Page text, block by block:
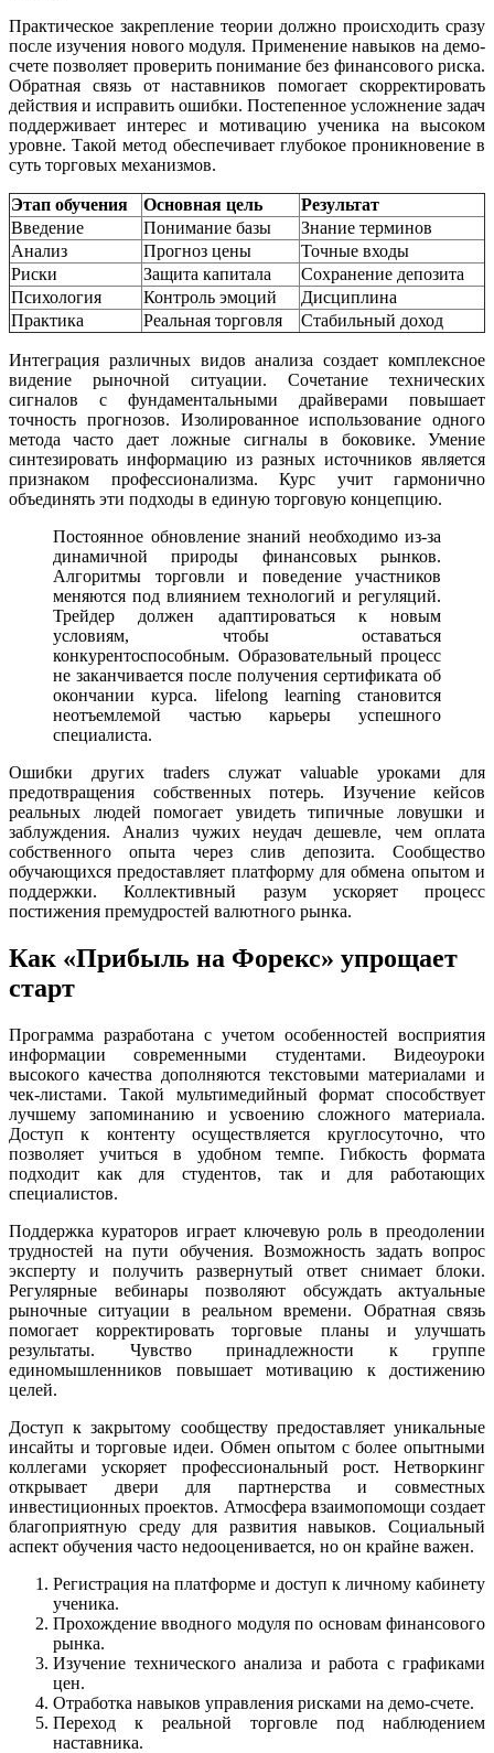
Практическое закрепление теории должно происходить сразу
после изучения нового модуля. Применение навыков на демо-
счете позволяет проверить понимание без финансового риска.
Обратная связь от наставников помогает скорректировать
действия и исправить ошибки. Постепенное усложнение задач
поддерживает интерес и мотивацию ученика на высоком
уровне. Такой метод обеспечивает глубокое проникновение в
суть торговых механизмов.
Этап обучения Основная цель
Результат
Введение
Понимание базы
Знание терминов
Анализ
Прогноз цены
Точные входы
Риски
Защита капитала
Сохранение депозита
Психология
Контроль эмоций
Дисциплина
Практика
Реальная торговля Стабильный доход
Интеграция различных видов анализа создает комплексное
видение рыночной ситуации. Сочетание технических
сигналов с фундаментальными драйверами повышает
точность прогнозов. Изолированное использование одного
метода часто дает ложные сигналы в боковике. Умение
синтезировать информацию из разных источников является
признаком профессионализма. Курс учит гармонично
объединять эти подходы в единую торговую концепцию.
Постоянное обновление знаний необходимо из-за
динамичной природы финансовых рынков.
Алгоритмы торговли и поведение участников
меняются под влиянием технологий и регуляций.
Трейдер должен адаптироваться к новым
условиям, чтобы оставаться
конкурентоспособным. Образовательный процесс
не заканчивается после получения сертификата об
окончании курса. lifelong learning становится
неотъемлемой частью карьеры успешного
специалиста.
Ошибки других traders служат valuable уроками для
предотвращения собственных потерь. Изучение кейсов
реальных людей помогает увидеть типичные ловушки и
заблуждения. Анализ чужих неудач дешевле, чем оплата
собственного опыта через слив депозита. Сообщество
обучающихся предоставляет платформу для обмена опытом и
поддержки. Коллективный разум ускоряет процесс
постижения премудростей валютного рынка.
Как «Прибыль на Форекс» упрощает
старт
Программа разработана с учетом особенностей восприятия
информации современными студентами. Видеоуроки
высокого качества дополняются текстовыми материалами и
чек-листами. Такой мультимедийный формат способствует
лучшему запоминанию и усвоению сложного материала.
Доступ к контенту осуществляется круглосуточно, что
позволяет учиться в удобном темпе. Гибкость формата
подходит как для студентов, так и для работающих
специалистов.
Поддержка кураторов играет ключевую роль в преодолении
трудностей на пути обучения. Возможность задать вопрос
эксперту и получить развернутый ответ снимает блоки.
Регулярные вебинары позволяют обсуждать актуальные
рыночные ситуации в реальном времени. Обратная связь
помогает корректировать торговые планы и улучшать
результаты. Чувство принадлежности к группе
единомышленников повышает мотивацию к достижению
целей.
Доступ к закрытому сообществу предоставляет уникальные
инсайты и торговые идеи. Обмен опытом с более опытными
коллегами ускоряет профессиональный рост. Нетворкинг
открывает двери для партнерства и совместных
инвестиционных проектов. Атмосфера взаимопомощи создает
благоприятную среду для развития навыков. Социальный
аспект обучения часто недооценивается, но он крайне важен.
Регистрация на платформе и доступ к личному кабинету
ученика.
Прохождение вводного модуля по основам финансового
рынка.
Изучение технического анализа и работа с графиками
цен.
Отработка навыков управления рисками на демо-счете.
Переход к реальной торговле под наблюдением
наставника.